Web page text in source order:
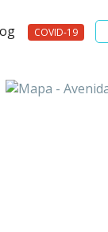
COVID-19